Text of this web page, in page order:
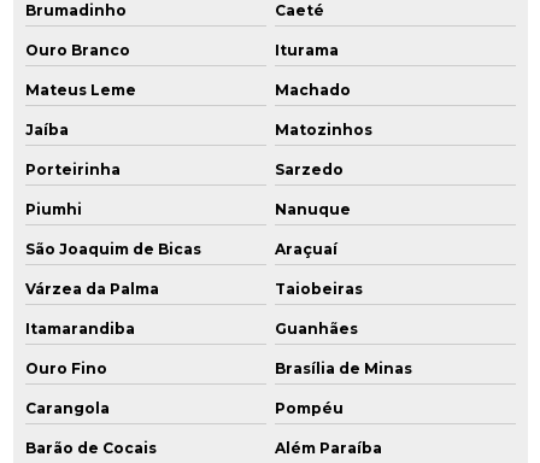
Remediação de solo
Remediação de solos contaminados
Remediação de solos contaminados por hidrocarbonetos
Remediação de solos contaminados por metais pesados
Remediação tratamento
Serviços de consultoria ambiental
Serviços de engenharia ambiental
Serviços de licenciamento ambiental
Brumadinho Caeté
Ouro Branco Iturama
Mateus Leme Machado
Jaíba Matozinhos
Porteirinha Sarzedo
Piumhi Nanuque
São Joaquim de Bicas Araçuaí
Várzea da Palma Taiobeiras
Itamarandiba Guanhães
Ouro Fino Brasília de Minas
Carangola Pompéu
Barão de Cocais Além Paraíba